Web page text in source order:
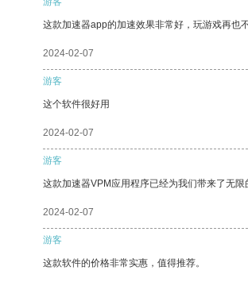
这款加速器app的加速效果非常好，玩游戏再也
2024-02-07
游客
这个软件很好用
2024-02-07
游客
这款加速器VPM应用程序已经为我们带来了无限
2024-02-07
游客
这款软件的价格非常实惠，值得推荐。